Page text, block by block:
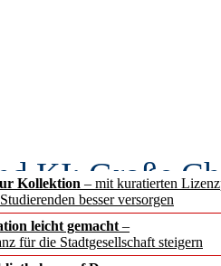
Kollektion – mit kuratierten
besser versorgen
leicht gemacht –
für die Stadtgesellschaft steigern
KI: Große
erstes